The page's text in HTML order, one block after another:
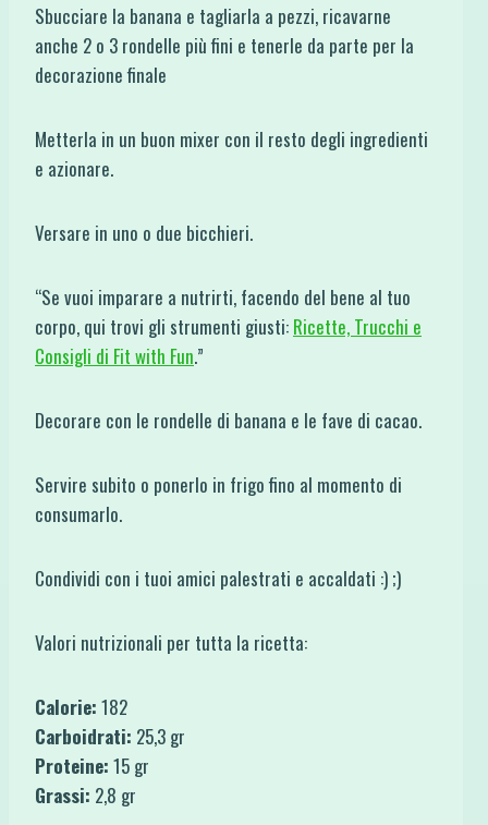
Sbucciare la banana e tagliarla a pezzi, ricavarne
anche 2 o 3 rondelle più fini e tenerle da parte per la
decorazione finale
Metterla in un buon mixer con il resto degli ingredienti
e azionare.
Versare in uno o due bicchieri.
“Se vuoi imparare a nutrirti, facendo del bene al tuo
corpo, qui trovi gli strumenti giusti: Ricette, Trucchi e
Consigli di Fit with Fun.”
Decorare con le rondelle di banana e le fave di cacao.
Servire subito o ponerlo in frigo fino al momento di
consumarlo.
Condividi con i tuoi amici palestrati e accaldati :) ;)
Valori nutrizionali per tutta la ricetta:
Calorie: 182
Carboidrati: 25,3 gr
Proteine: 15 gr
Grassi: 2,8 gr